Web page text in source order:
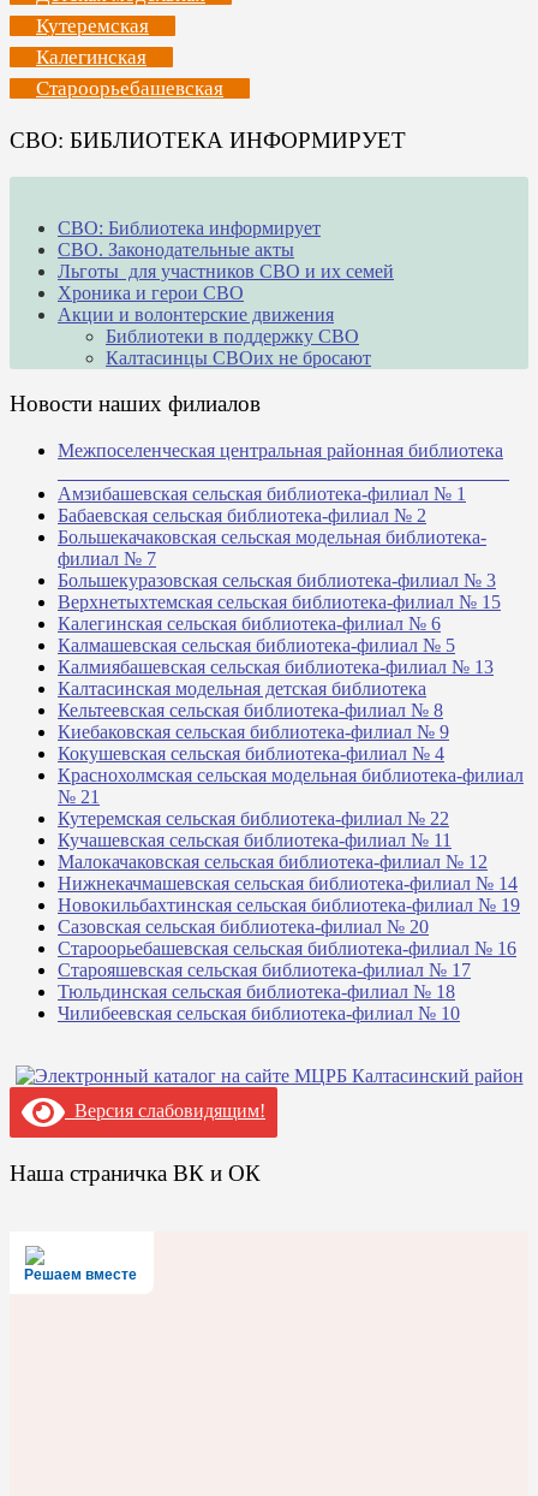
Кутеремская
Калегинская
Староорьебашевская
СВО: БИБЛИОТЕКА ИНФОРМИРУЕТ
СВО: Библиотека информирует
СВО. Законодательные акты
Льготы для участников СВО и их семей
Хроника и герои СВО
Акции и волонтерские движения
Библиотеки в поддержку СВО
Калтасинцы СВОих не бросают
Новости наших филиалов
Межпоселенческая центральная районная библиотека
Амзибашевская сельская библиотека-филиал № 1
Бабаевская сельская библиотека-филиал № 2
Большекачаковская сельская модельная библиотека-
филиал № 7
Большекуразовская сельская библиотека-филиал № 3
Верхнетыхтемская сельская библиотека-филиал № 15
Калегинская сельская библиотека-филиал № 6
Калмашевская сельская библиотека-филиал № 5
Калмиябашевская сельская библиотека-филиал № 13
Калтасинская модельная детская библиотека
Кельтеевская сельская библиотека-филиал № 8
Киебаковская сельская библиотека-филиал № 9
Кокушевская сельская библиотека-филиал № 4
Краснохолмская сельская модельная библиотека-филиал
№ 21
Кутеремская сельская библиотека-филиал № 22
Кучашевская сельская библиотека-филиал № 11
Малокачаковская сельская библиотека-филиал № 12
Нижнекачмашевская сельская библиотека-филиал № 14
Новокильбахтинская сельская библиотека-филиал № 19
Сазовская сельская библиотека-филиал № 20
Староорьебашевская сельская библиотека-филиал № 16
Старояшевская сельская библиотека-филиал № 17
Тюльдинская сельская библиотека-филиал № 18
Чилибеевская сельская библиотека-филиал № 10
Версия слабовидящим!
Наша страничка ВК и ОК
Решаем вместе